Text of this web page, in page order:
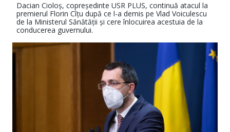
Dacian Cioloș, copreședinte USR PLUS, continuă atacul la
premierul Florin Cîțu după ce l-a demis pe Vlad Voiculescu
de la Ministerul Sănătății și cere înlocuirea acestuia de la
conducerea guvernului.